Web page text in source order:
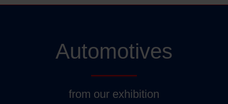
Automotives
from our exhibition